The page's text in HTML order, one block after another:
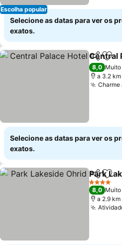
Escolha popular
Selecione as datas para ver os
exatos.
Partilhar
Central
8,0 Muito
a 3.2
Selecione as datas para ver os
exatos.
Partilhar
Park
4 Estrelas
8,0 Muito
a 2.9